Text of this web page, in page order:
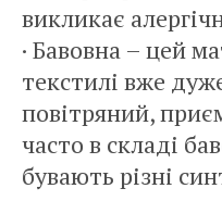
викликає
· Бавовна – цей
текстилі вже
повітряний,
часто в складі
бувають різні